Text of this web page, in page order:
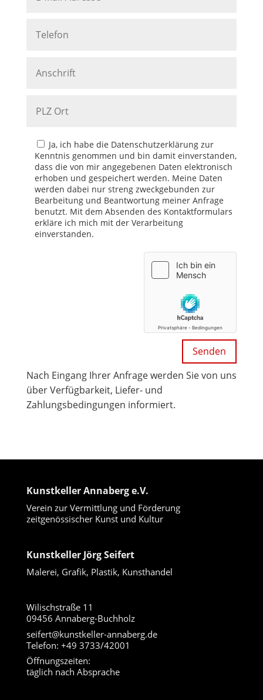
Ja, ich habe die Datenschutzerklärung zur
Kenntnis genommen und bin damit einverstanden,
dass die von mir angegebenen Daten elektronisch
erhoben und gespeichert werden. Meine Daten
werden dabei nur streng zweckgebunden zur
Bearbeitung und Beantwortung meiner Anfrage
benutzt. Mit dem Absenden des Kontaktformulars
erkläre ich mich mit der Verarbeitung
einverstanden.
Nach Eingang Ihrer Anfrage werden Sie von uns
über Verfügbarkeit, Liefer- und
Zahlungsbedingungen informiert.
Kunstkeller Annaberg e.V.
Verein zur Vermittlung und Förderung
zeitgenössischer Kunst und Kultur
Kunstkeller Jörg Seifert
Malerei, Grafik, Plastik, Kunsthandel
Wilischstraße 11
09456 Annaberg-Buchholz
seifert@kunstkeller-annaberg.de
Telefon: +49 3733/42001
Öffnungszeiten:
täglich nach Absprache